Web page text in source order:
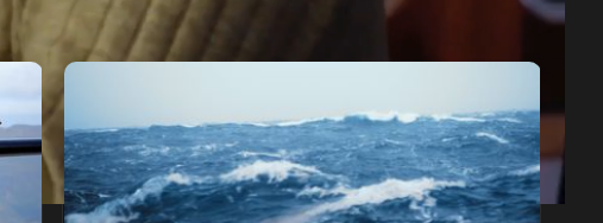
1x auto
حلقات الموسم 18